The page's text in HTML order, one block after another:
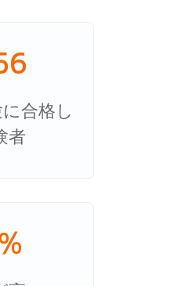
合格し
者